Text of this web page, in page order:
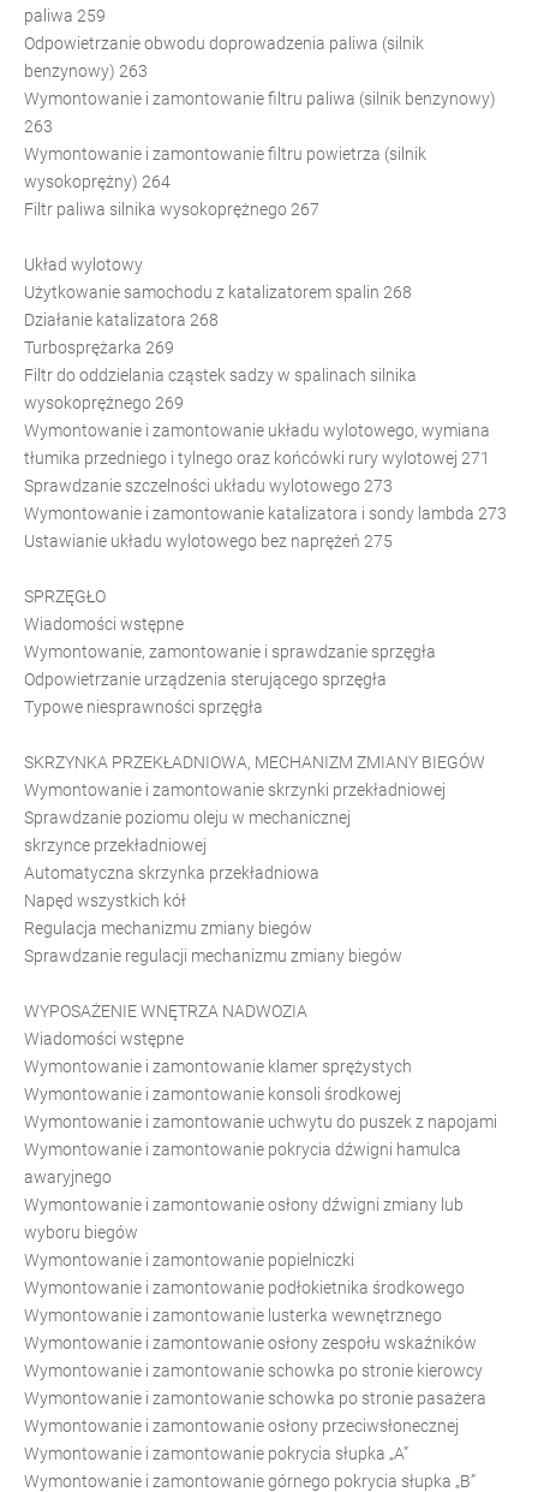
paliwa 259
Odpowietrzanie obwodu doprowadzenia paliwa (silnik
benzynowy) 263
Wymontowanie i zamontowanie filtru paliwa (silnik benzynowy)
263
Wymontowanie i zamontowanie filtru powietrza (silnik
wysokoprężny) 264
Filtr paliwa silnika wysokoprężnego 267
Układ wylotowy
Użytkowanie samochodu z katalizatorem spalin 268
Działanie katalizatora 268
Turbosprężarka 269
Filtr do oddzielania cząstek sadzy w spalinach silnika
wysokoprężnego 269
Wymontowanie i zamontowanie układu wylotowego, wymiana
tłumika przedniego i tylnego oraz końcówki rury wylotowej 271
Sprawdzanie szczelności układu wylotowego 273
Wymontowanie i zamontowanie katalizatora i sondy lambda 273
Ustawianie układu wylotowego bez naprężeń 275
SPRZĘGŁO
Wiadomości wstępne
Wymontowanie, zamontowanie i sprawdzanie sprzęgła
Odpowietrzanie urządzenia sterującego sprzęgła
Typowe niesprawności sprzęgła
SKRZYNKA PRZEKŁADNIOWA, MECHANIZM ZMIANY BIEGÓW
Wymontowanie i zamontowanie skrzynki przekładniowej
Sprawdzanie poziomu oleju w mechanicznej
skrzynce przekładniowej
Automatyczna skrzynka przekładniowa
Napęd wszystkich kół
Regulacja mechanizmu zmiany biegów
Sprawdzanie regulacji mechanizmu zmiany biegów
WYPOSAŻENIE WNĘTRZA NADWOZIA
Wiadomości wstępne
Wymontowanie i zamontowanie klamer sprężystych
Wymontowanie i zamontowanie konsoli środkowej
Wymontowanie i zamontowanie uchwytu do puszek z napojami
Wymontowanie i zamontowanie pokrycia dźwigni hamulca
awaryjnego
Wymontowanie i zamontowanie osłony dźwigni zmiany lub
wyboru biegów
Wymontowanie i zamontowanie popielniczki
Wymontowanie i zamontowanie podłokietnika środkowego
Wymontowanie i zamontowanie lusterka wewnętrznego
Wymontowanie i zamontowanie osłony zespołu wskaźników
Wymontowanie i zamontowanie schowka po stronie kierowcy
Wymontowanie i zamontowanie schowka po stronie pasażera
Wymontowanie i zamontowanie osłony przeciwsłonecznej
Wymontowanie i zamontowanie pokrycia słupka „A”
Wymontowanie i zamontowanie górnego pokrycia słupka „B”